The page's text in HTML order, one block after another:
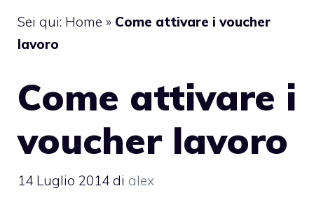
Sei qui: Home » Come attivare i voucher
lavoro
Come attivare i
voucher lavoro
14 Luglio 2014 di alex